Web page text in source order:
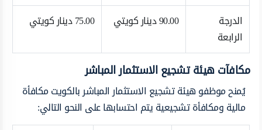
الدرجة
الرابعة
90.00 دينار كويتي 75.00 دينار كويتي
مكافآت هيئة تشجيع الاستثمار المباشر
يُمنح موظفو هيئة تشجيع الاستثمار المباشر بالكويت مكافأة
مالية ومكافأة تشجيعية يتم احتسابها على النحو التالي: